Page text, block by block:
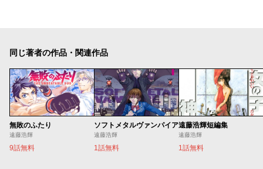
同じ著者の作品・関連作品
無敗のふたり
遠藤浩輝
9話無料
ソフトメタルヴァンパイア
遠藤浩輝
1話無料
遠藤浩輝短編集
遠藤浩輝
1話無料